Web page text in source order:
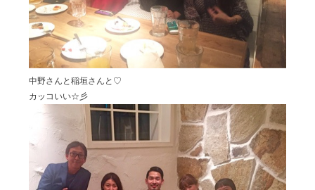
DIRECTOR’S INSTAGRAM
中野さんと稲垣さんと♡
カッコいい☆彡